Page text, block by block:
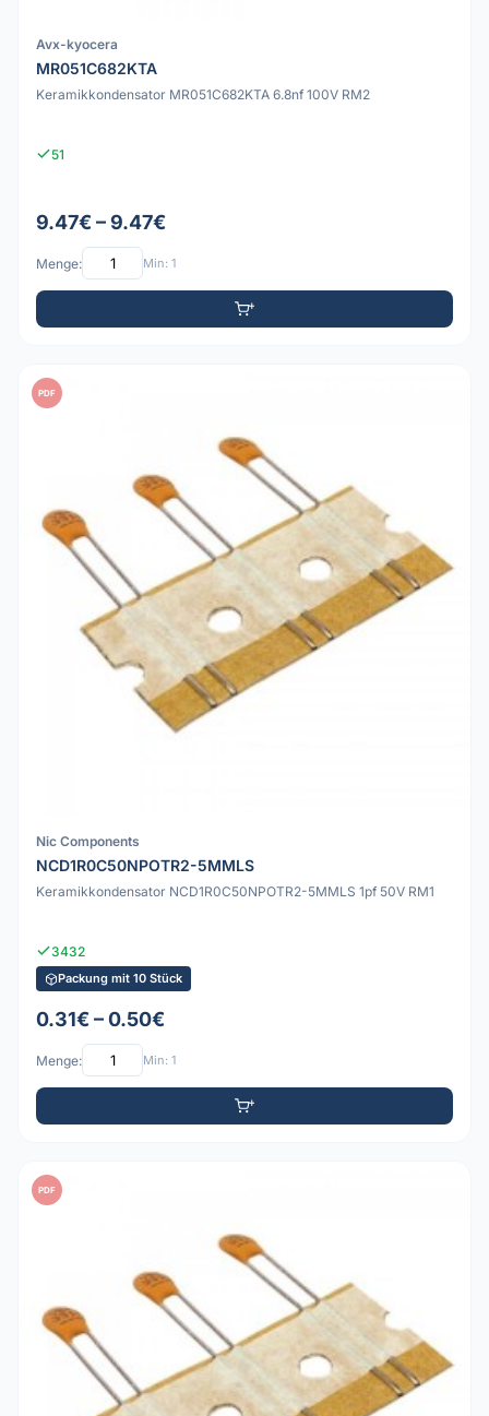
Avx-kyocera
MR051C682KTA
Keramikkondensator MR051C682KTA 6.8nf 100V RM2
51
9.47€ – 9.47€
Menge: Min: 1
PDF
Nic Components
NCD1R0C50NPOTR2-5MMLS
Keramikkondensator NCD1R0C50NPOTR2-5MMLS 1pf 50V RM1
3432
Packung mit 10 Stück
0.31€ – 0.50€
Menge: Min: 1
PDF